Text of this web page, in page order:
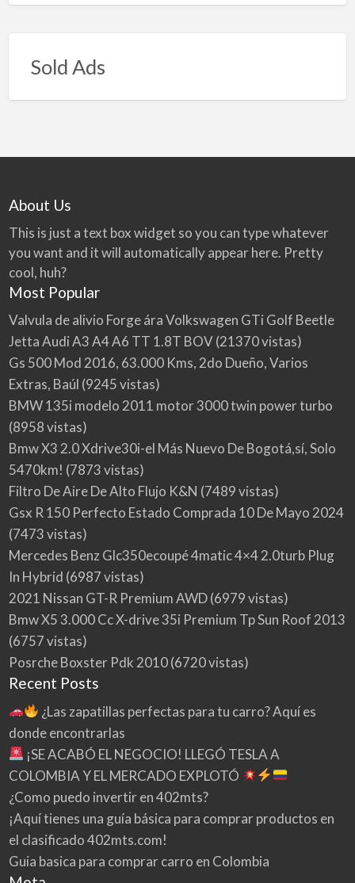
Sold Ads
About Us
This is just a text box widget so you can type whatever
you want and it will automatically appear here. Pretty
cool, huh?
Most Popular
Valvula de alivio Forge ára Volkswagen GTi Golf Beetle
Jetta Audi A3 A4 A6 TT 1.8T BOV(21370 vistas)
Gs 500 Mod 2016, 63.000 Kms, 2do Dueño, Varios
Extras, Baúl (9245 vistas)
BMW 135i modelo 2011 motor 3000 twin power turbo
(8958 vistas)
Bmw X3 2.0 Xdrive30i-el Más Nuevo De Bogotá,sí, Solo
5470km! (7873 vistas)
Filtro De Aire De Alto Flujo K&N (7489 vistas)
Gsx R 150 Perfecto Estado Comprada 10 De Mayo 2024
(7473 vistas)
Mercedes Benz Glc350ecoupé 4matic 4×4 2.0turb Plug
In Hybrid (6987 vistas)
2021 Nissan GT-R Premium AWD(6979 vistas)
Bmw X5 3.000 Cc X-drive 35i Premium Tp Sun Roof 2013
(6757 vistas)
Posrche Boxster Pdk 2010(6720 vistas)
Recent Posts
¿Las zapatillas perfectas para tu carro? Aquí es
donde encontrarlas
¡SE ACABÓ EL NEGOCIO! LLEGÓ TESLA A
COLOMBIA Y EL MERCADO EXPLOTÓ
¿Como puedo invertir en 402mts?
¡Aquí tienes una guía básica para comprar productos en
el clasificado 402mts.com!
Guia basica para comprar carro en Colombia